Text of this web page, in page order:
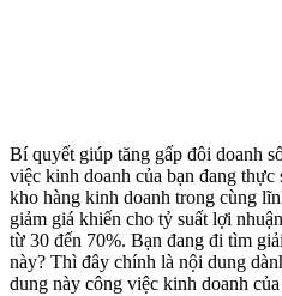
Bí quyết giúp tăng gấp đôi doanh
việc kinh doanh của bạn đang thực
kho hàng kinh doanh trong cùng
giảm giá khiến cho tỷ suất lợi
từ 30 đến 70%. Bạn đang đi tìm
này? Thì đây chính là nội dung
dung này công việc kinh doanh